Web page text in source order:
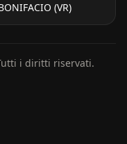
(VR)
i diritti riservati.